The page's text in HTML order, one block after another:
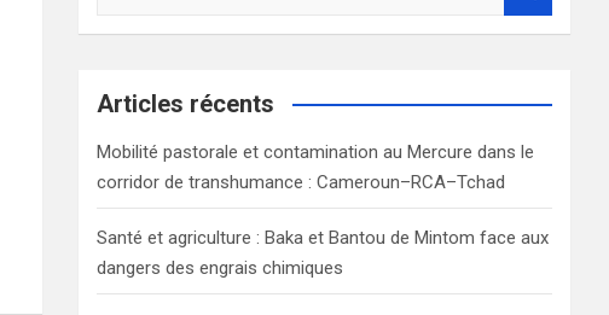
a
c
Articles récents
Mobilité pastorale et contamination au Mercure dans le
corridor de transhumance : Cameroun–RCA–Tchad
Santé et agriculture : Baka et Bantou de Mintom face aux
dangers des engrais chimiques